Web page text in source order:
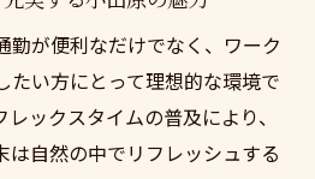
勤が便利なだけでなく、ワーク
たい方にとって理想的な環境で
ックスタイムの普及により、
は自然の中でリフレッシュする